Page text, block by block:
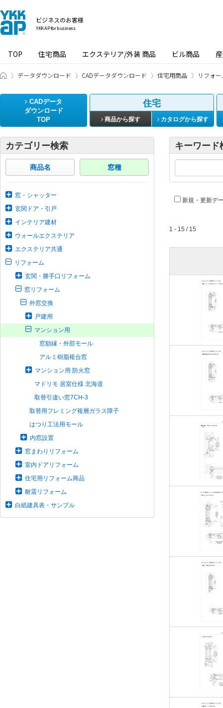
ビジネスのお客様
YKK AP for business
TOP 住宅商品 エクステリア/外装 商品 ビル商品
ビジネスのお客様 HOME
データダウンロード CADデータダウンロード 住宅用商品 リフォ
CADデータ
ダウンロード
TOP
住宅
商品から探す カタログから探す
カテゴリー検索
商品名 窓種
窓・シャッター
玄関ドア・引戸
インテリア建材
ウォールエクステリア
エクステリア共通
リフォーム
玄関・勝手口リフォーム
窓リフォーム
外窓交換
戸建用
マンション用
窓額縁・外部モール
アルミ樹脂複合窓
マンション用 防火窓
マドリモ 居室仕様 北海道
取替引違い窓7CH-3
取替用フレミング複層ガラス障子
はつり工法用モール
内窓設置
窓まわりリフォーム
室内ドアリフォーム
住宅用リフォーム商品
耐震リフォーム
白紙建具表・サンプル
キーワード
新規・更新デ
1 - 15 / 15